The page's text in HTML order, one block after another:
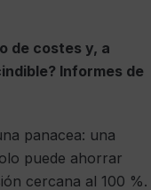
de costes y, a
Informes de
panacea: una
puede ahorrar
cercana al 100 %.